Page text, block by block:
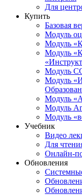
Для
Купить
Базовая
Модуль
Модуль
Модуль
Модуль
Модуль
Модуль
Модуль
Модуль
Учебник
Видео
Для
Онлайн-
Обновления